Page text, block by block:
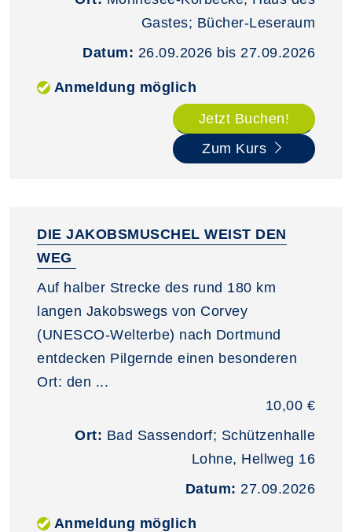
Gastes; Bücher-Leseraum
Datum: 26.09.2026 bis 27.09.2026
Anmeldung möglich
Jetzt Buchen!
Zum Kurs
DIE JAKOBSMUSCHEL WEIST DEN
WEG
Auf halber Strecke des rund 180 km
langen Jakobswegs von Corvey
(UNESCO-Welterbe) nach Dortmund
entdecken Pilgernde einen besonderen
Ort: den ...
10,00 €
Ort: Bad Sassendorf; Schützenhalle
Lohne, Hellweg 16
Datum: 27.09.2026
Anmeldung möglich